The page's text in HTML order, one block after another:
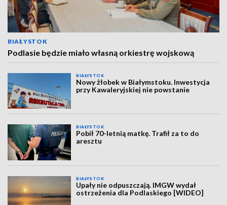
BIAŁYSTOK
Podlasie będzie miało własną orkiestrę wojskową
BIAŁYSTOK
Nowy żłobek w Białymstoku. Inwestycja
przy Kawaleryjskiej nie powstanie
BIAŁYSTOK
Pobił 70-letnią matkę. Trafił za to do
aresztu
BIAŁYSTOK
Upały nie odpuszczają. IMGW wydał
ostrzeżenia dla Podlaskiego [WIDEO]